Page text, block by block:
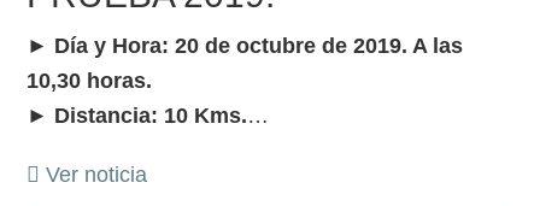
► Día y Hora: 20 de octubre de 2019. A las
10,30 horas.
► Distancia: 10 Kms.…
Ver noticia